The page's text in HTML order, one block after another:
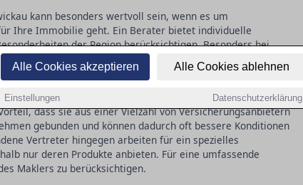
Alle Cookies akzeptieren Alle Cookies ablehnen
Einstellungen Datenschutzerklärung
kann besonders wertvoll sein, wenn es um
Ihre Immobilie geht. Ein Berater bietet individuelle
der Region berücksichtigen. Besonders bei
ist die Expertise eines Fachmanns oftmals entscheidend.
schnelle Übersicht über die Angebote, jedoch ohne die
dass sie aus einer Vielzahl von Versicherungsanbietern
gebunden und können dadurch oft bessere Konditionen
Vertreter hingegen arbeiten für ein spezielles
nur deren Produkte anbieten. Für eine umfassende
Maklers zu berücksichtigen.